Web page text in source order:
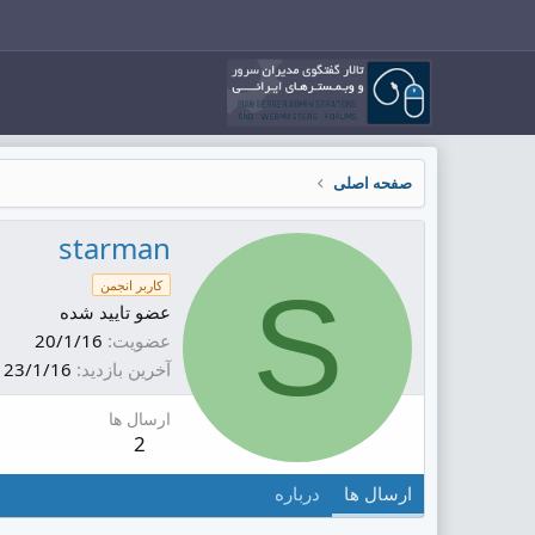
صفحه اصلی
S
starman
کاربر انجمن
عضو تایید شده
عضویت 20/1/16
آخرین بازدید 23/1/16
ارسال ها
2
ارسال ها درباره